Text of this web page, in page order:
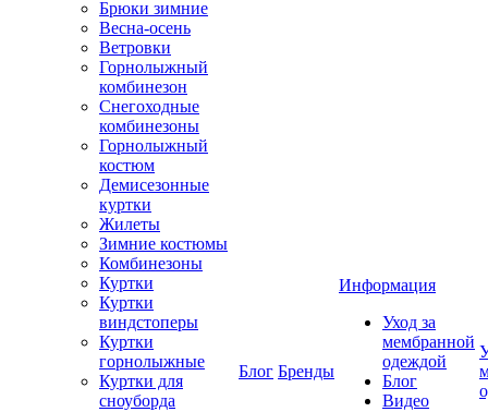
Брюки зимние
Весна-осень
Ветровки
Горнолыжный
комбинезон
Снегоходные
комбинезоны
Горнолыжный
костюм
Демисезонные
куртки
Жилеты
Зимние костюмы
Комбинезоны
Куртки
Куртки
виндстоперы
Куртки
горнолыжные
Куртки для
сноуборда
Блог Бренды
Информация
Уход за
мембранной
одеждой
Блог
Видео